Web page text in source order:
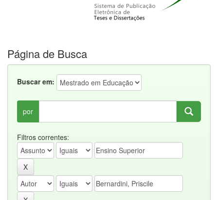
Página de Busca
Buscar em:
por
Filtros correntes: